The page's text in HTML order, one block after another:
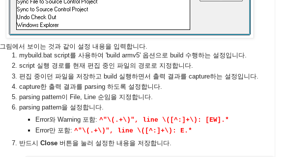
그림에서 보이는 것과 같이 설정 내용을 입력합니다.
mybuild.bat script를 사용하여 'build armv5' 옵션으로 build 수행하는 설정입니다.
script 실행 경로를 현재 편집 중인 파일의 경로로 지정합니다.
편집 중이던 파일을 저장하고 build 실행하면서 출력 결과를 capture하는 설정입니다.
capture한 출력 결과를 parsing 하도록 설정합니다.
parsing pattern이 File, Line 순임을 지정합니다.
parsing pattern을 설정합니다.
Error와 Warning 포함: ^"\(.+\)", line \([^:]+\): [EW].*
Error만 포함: ^"\(.+\)", line \([^:]+\): E.*
반드시 Close 버튼을 눌러 설정한 내용을 저장합니다.